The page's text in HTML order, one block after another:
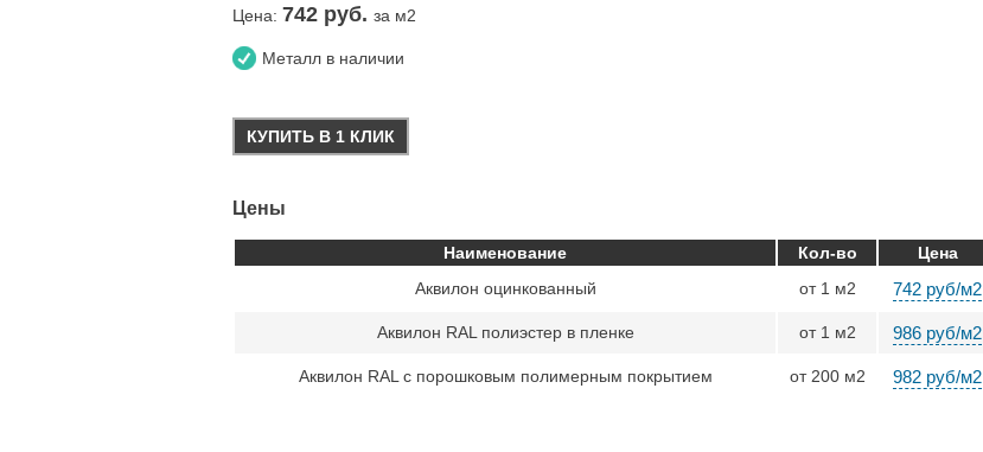
Цена: 742 руб. за м2
Металл в наличии
КУПИТЬ В 1 КЛИК
Цены
Наименование Кол-во
Цена
Аквилон оцинкованный
от 1 м2 742 руб/м2
Аквилон RAL полиэстер в пленке от 1 м2 986 руб/м2
Аквилон RAL с порошковым полимерным покрытием от 200 м2 982 руб/м2